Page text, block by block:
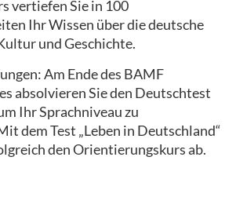
vertiefen Sie in 100
Ihr Wissen über die deutsche
und Geschichte.
Am Ende des BAMF
absolvieren Sie den Deutschtest
Ihr Sprachniveau zu
dem Test „Leben in Deutschland“
den Orientierungskurs ab.